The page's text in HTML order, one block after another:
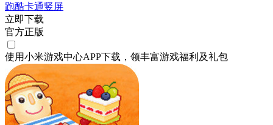
跑酷卡通竖屏
立即下载
官方正版
使用小米游戏中心APP下载 ，领丰富游戏福利 及礼包